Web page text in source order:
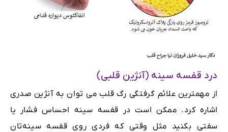
درد قفسه سینه (آنژین قلبی)
از مهمترین علائم گرفتگی رگ قلب می توان به آنژین صدری
اشاره کرد. ممکن است در قفسه سینه احساس فشار یا
سفتی بکنید مثل وقتی که فردی روی قفسه سینه‌تان